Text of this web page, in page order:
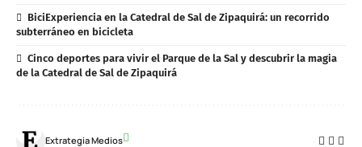
BiciExperiencia en la Catedral de Sal de Zipaquirá: un recorrido
subterráneo en bicicleta
Cinco deportes para vivir el Parque de la Sal y descubrir la magia
de la Catedral de Sal de Zipaquirá
Extrategia Medios